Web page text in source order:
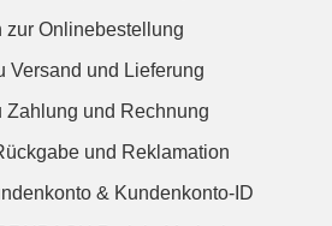
zur Onlinebestellung
Versand und Lieferung
Zahlung und Rechnung
und Reklamation
& Kundenkonto-ID